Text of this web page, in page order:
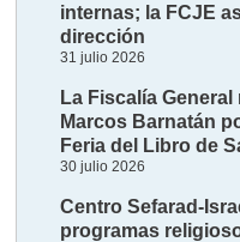
internas; la FCJE
dirección
31 julio 2026
La Fiscalía
Marcos Barnatán
Feria del Libro de
30 julio 2026
Centro Sefarad-
programas